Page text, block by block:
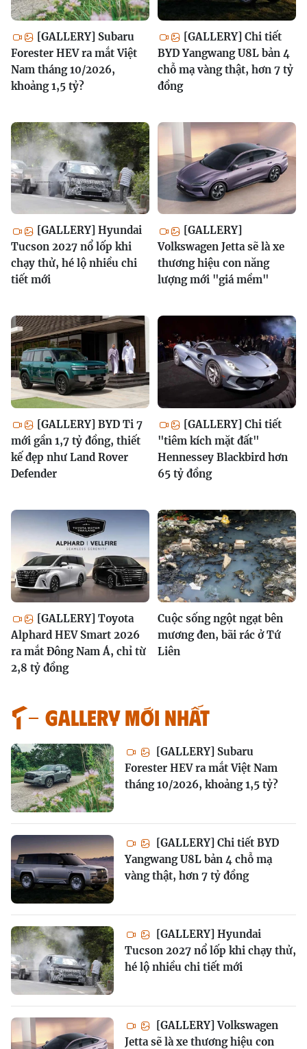
[GALLERY] Subaru
Forester HEV ra mắt Việt
Nam tháng 10/2026,
khoảng 1,5 tỷ?
[GALLERY] Chi tiết
BYD Yangwang U8L bản 4
chỗ mạ vàng thật, hơn 7 tỷ
đồng
[GALLERY] Hyundai
Tucson 2027 nổ lốp khi
chạy thử, hé lộ nhiều chi
tiết mới
[GALLERY]
Volkswagen Jetta sẽ là xe
thương hiệu con năng
lượng mới "giá mềm"
[GALLERY] BYD Ti 7
mới gần 1,7 tỷ đồng, thiết
kế đẹp như Land Rover
Defender
[GALLERY] Chi tiết
"tiêm kích mặt đất"
Hennessey Blackbird hơn
65 tỷ đồng
[GALLERY] Toyota
Alphard HEV Smart 2026
ra mắt Đông Nam Á, chỉ từ
2,8 tỷ đồng
Cuộc sống ngột ngạt bên
mương đen, bãi rác ở Tứ
Liên
GALLERY MỚI NHẤT
[GALLERY] Subaru
Forester HEV ra mắt Việt Nam
tháng 10/2026, khoảng 1,5 tỷ?
[GALLERY] Chi tiết BYD
Yangwang U8L bản 4 chỗ mạ
vàng thật, hơn 7 tỷ đồng
[GALLERY] Hyundai
Tucson 2027 nổ lốp khi chạy thử,
hé lộ nhiều chi tiết mới
[GALLERY] Volkswagen
Jetta sẽ là xe thương hiệu con